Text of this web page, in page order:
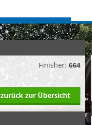
Finisher: 664
zurück zur Übersicht